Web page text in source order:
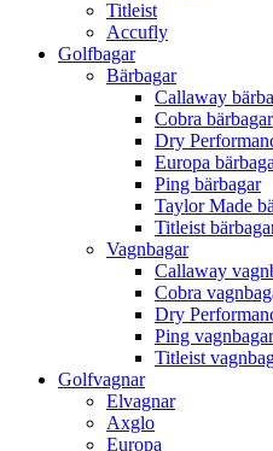
Titleist
Accufly
Golfbagar
Bärbagar
Callaway
Cobra bärbagar
Dry
Europa
Ping bärbagar
Taylor Made
Titleist
Vagnbagar
Callaway
Cobra
Dry
Ping vagnbagar
Titleist
Golfvagnar
Elvagnar
Axglo
Europa